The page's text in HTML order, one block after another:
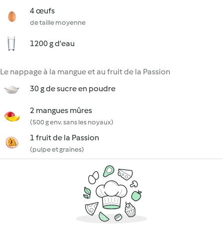
4 œufs
de taille moyenne
1200 g d'eau
Le nappage à la mangue et au fruit de la Passion
30 g de sucre en poudre
2 mangues mûres
(500 g env. sans les noyaux)
1 fruit de la Passion
(pulpe et graines)